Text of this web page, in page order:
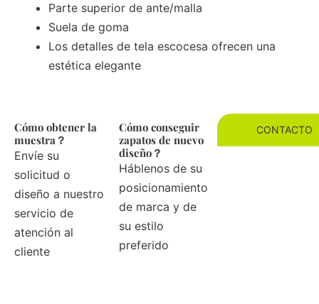
Parte superior de ante/malla
Suela de goma
Los detalles de tela escocesa ofrecen una
estética elegante
Cómo obtener la
muestra？
Envíe su
solicitud o
diseño a nuestro
servicio de
atención al
cliente
Cómo conseguir
zapatos de nuevo
diseño？
Háblenos de su
posicionamiento
de marca y de
su estilo
preferido
CONTACTO